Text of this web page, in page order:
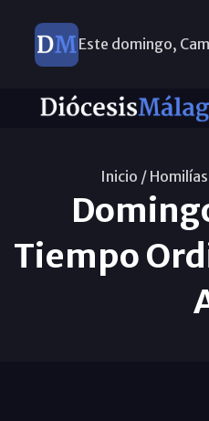
Este domingo,
Inicio /
Tiempo